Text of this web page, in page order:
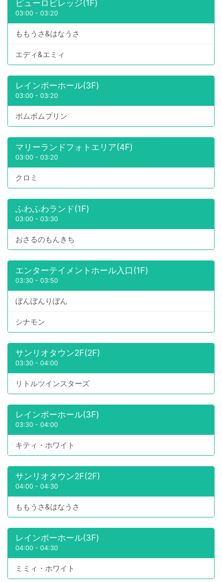
ピューロビレッジ(1F)
03:00 - 03:20
ももうさ&はなうさ
エディ&エミィ
レインボーホール(3F)
03:00 - 03:20
ポムポムプリン
マリーランドフォトエリア(4F)
03:00 - 03:20
クロミ
ふわふわランド(1F)
03:00 - 03:30
おさるのもんきち
エンターテイメントホール入口(1F)
03:30 - 03:50
ぼんぼんりぼん
シナモン
サンリオタウン2F(2F)
03:30 - 04:00
リトルツインスターズ
レインボーホール(3F)
03:30 - 04:00
キティ・ホワイト
サンリオタウン2F(2F)
04:00 - 04:30
ももうさ&はなうさ
レインボーホール(3F)
04:00 - 04:30
ミミィ・ホワイト